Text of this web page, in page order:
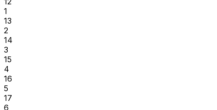
1
13
2
14
3
15
4
16
5
17
6